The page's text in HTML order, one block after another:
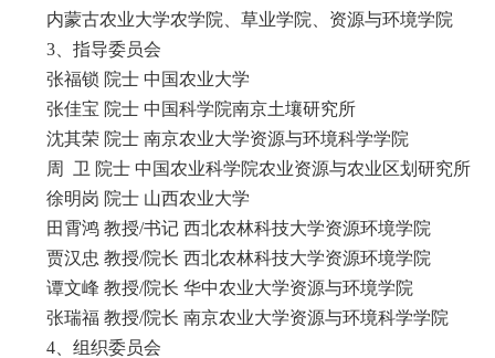
内蒙古农业大学农学院、草业学院、资源与环境学院
3、指导委员会
张福锁 院士 中国农业大学
张佳宝 院士 中国科学院南京土壤研究所
沈其荣 院士 南京农业大学资源与环境科学学院
周 卫 院士 中国农业科学院农业资源与农业区划研究所
徐明岗 院士 山西农业大学
田霄鸿 教授/书记 西北农林科技大学资源环境学院
贾汉忠 教授/院长 西北农林科技大学资源环境学院
谭文峰 教授/院长 华中农业大学资源与环境学院
张瑞福 教授/院长 南京农业大学资源与环境科学学院
4、组织委员会